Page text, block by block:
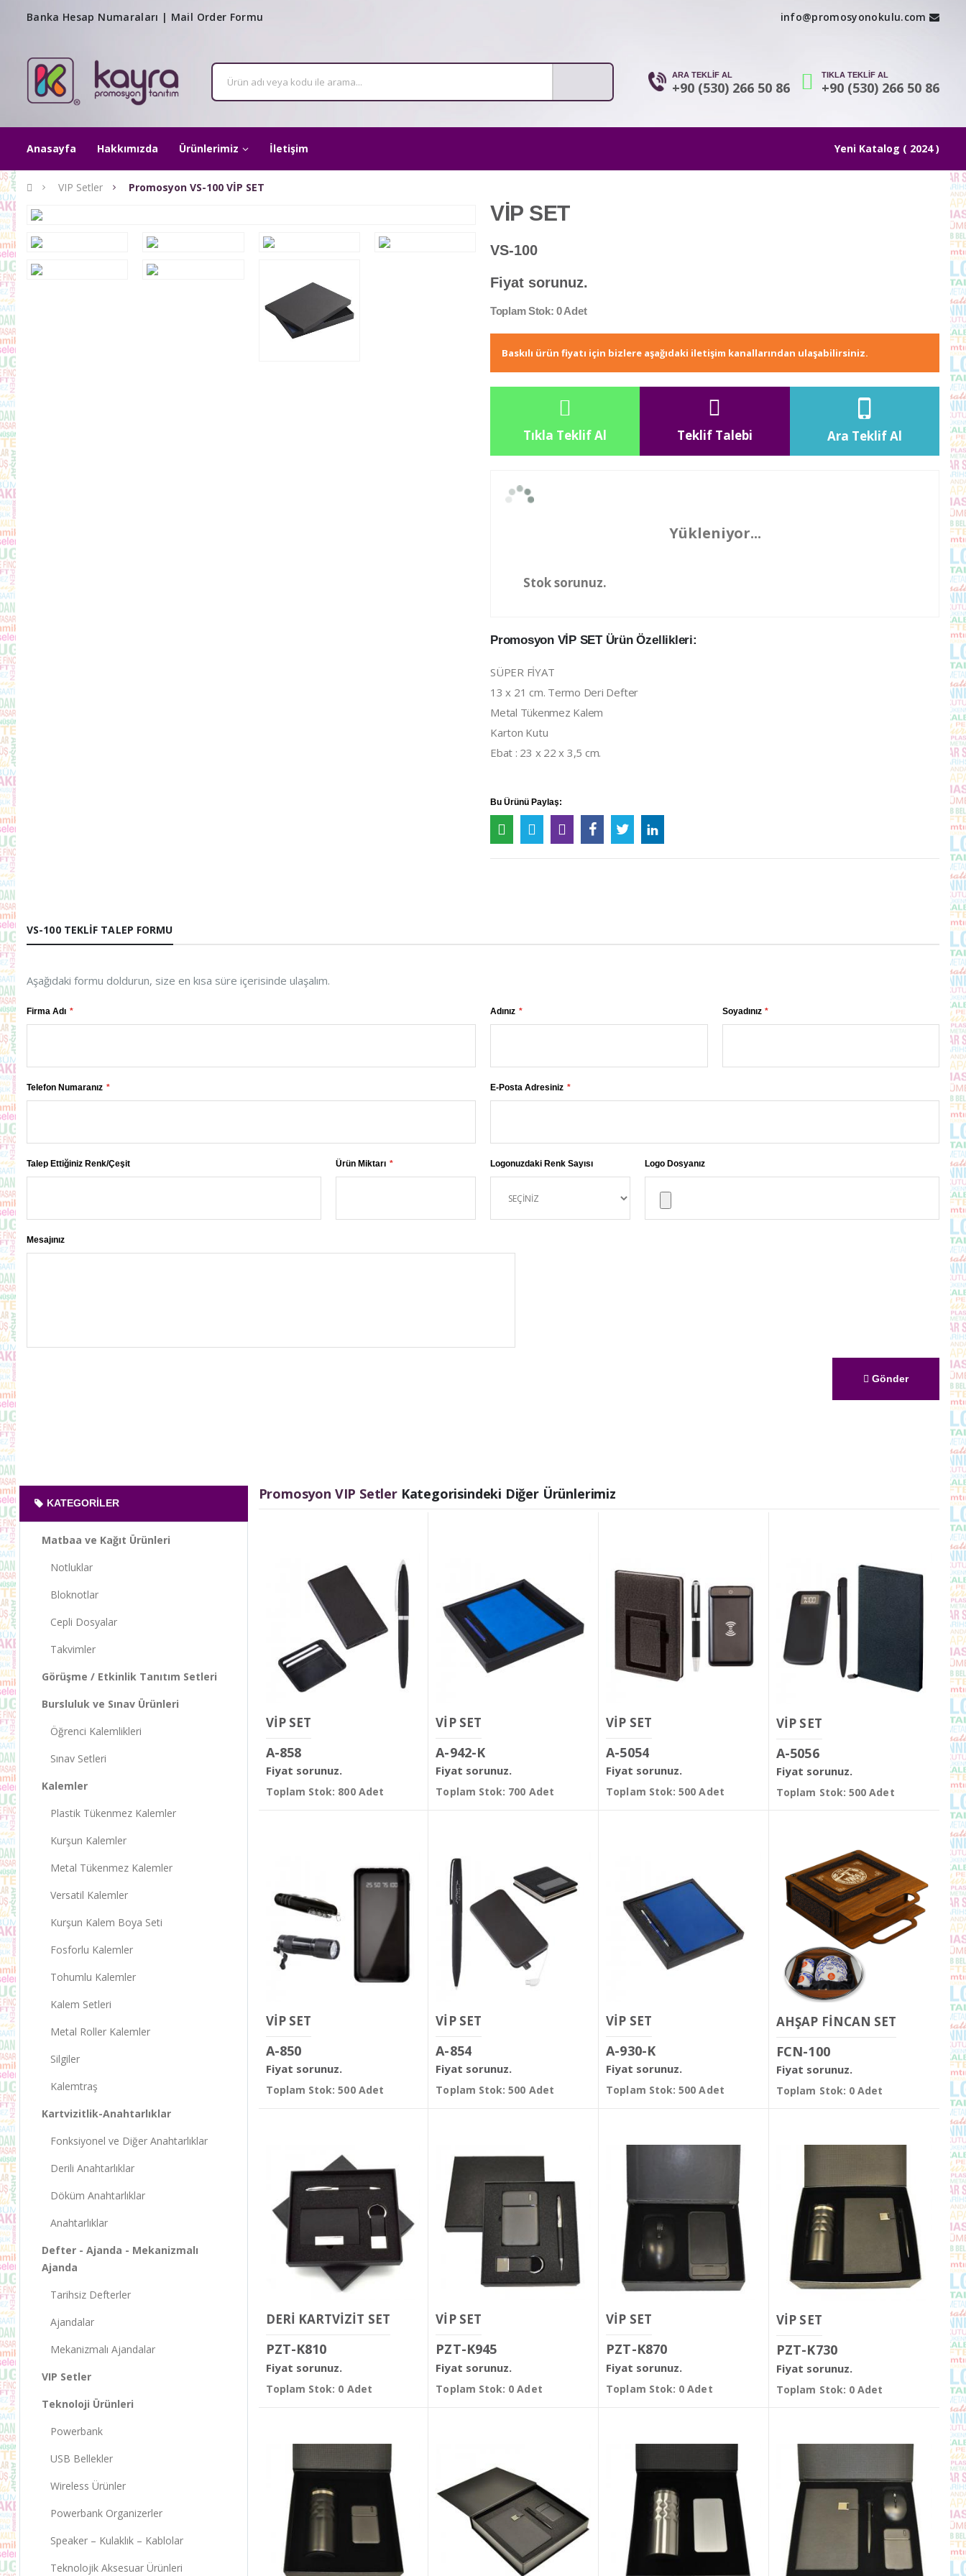
Banka Hesap Numaraları | Mail Order Formu info@promosyonokulu.com
ARA TEKLİF AL
+90 (530) 266 50 86
TIKLA TEKLİF AL
+90 (530) 266 50 86
Anasayfa Hakkımızda Ürünlerimiz İletişim Yeni Katalog ( 2024 )
VIP Setler Promosyon VS-100 VİP SET
VİP SET
VS-100
Fiyat sorunuz.
Toplam Stok: 0 Adet
Baskılı ürün fiyatı için bizlere aşağıdaki iletişim kanallarından ulaşabilirsiniz.
Tıkla Teklif Al Teklif Talebi Ara Teklif Al
Yükleniyor...
Stok sorunuz.
Promosyon VİP SET Ürün Özellikleri:
SÜPER FİYAT
13 x 21 cm. Termo Deri Defter
Metal Tükenmez Kalem
Karton Kutu
Ebat : 23 x 22 x 3,5 cm.
Bu Ürünü Paylaş:
VS-100 TEKLIF TALEP FORMU
Aşağıdaki formu doldurun, size en kısa süre içerisinde ulaşalım.
Firma Adı Adınız Soyadınız
Telefon Numaranız E-Posta Adresiniz
Talep Ettiğiniz Renk/Çeşit Ürün Miktarı Logonuzdaki Renk Sayısı Logo Dosyanız
Mesajınız
Gönder
KATEGORILER
Matbaa ve Kağıt Ürünleri
Notluklar
Bloknotlar
Cepli Dosyalar
Takvimler
Görüşme / Etkinlik Tanıtım Setleri
Bursluluk ve Sınav Ürünleri
Öğrenci Kalemlikleri
Sınav Setleri
Kalemler
Plastik Tükenmez Kalemler
Kurşun Kalemler
Metal Tükenmez Kalemler
Versatil Kalemler
Kurşun Kalem Boya Seti
Fosforlu Kalemler
Tohumlu Kalemler
Kalem Setleri
Metal Roller Kalemler
Silgiler
Kalemtraş
Kartvizitlik-Anahtarlıklar
Fonksiyonel ve Diğer Anahtarlıklar
Derili Anahtarlıklar
Döküm Anahtarlıklar
Anahtarlıklar
Defter - Ajanda - Mekanizmalı
Ajanda
Tarihsiz Defterler
Ajandalar
Mekanizmalı Ajandalar
VIP Setler
Teknoloji Ürünleri
Powerbank
USB Bellekler
Wireless Ürünler
Powerbank Organizerler
Speaker – Kulaklık – Kablolar
Teknolojik Aksesuar Ürünleri
Promosyon VIP SetlerKategorisindeki Diğer Ürünlerimiz
VİP SET
A-858
Fiyat sorunuz.
Toplam Stok: 800 Adet
VİP SET
A-942-K
Fiyat sorunuz.
Toplam Stok: 700 Adet
VİP SET
A-5054
Fiyat sorunuz.
Toplam Stok: 500 Adet
VİP SET
A-5056
Fiyat sorunuz.
Toplam Stok: 500 Adet
VİP SET
A-850
Fiyat sorunuz.
Toplam Stok: 500 Adet
VİP SET
A-854
Fiyat sorunuz.
Toplam Stok: 500 Adet
VİP SET
A-930-K
Fiyat sorunuz.
Toplam Stok: 500 Adet
AHŞAP FİNCAN SET
FCN-100
Fiyat sorunuz.
Toplam Stok: 0 Adet
DERİ KARTVİZİT SET
PZT-K810
Fiyat sorunuz.
Toplam Stok: 0 Adet
VİP SET
PZT-K945
Fiyat sorunuz.
Toplam Stok: 0 Adet
VİP SET
PZT-K870
Fiyat sorunuz.
Toplam Stok: 0 Adet
VİP SET
PZT-K730
Fiyat sorunuz.
Toplam Stok: 0 Adet